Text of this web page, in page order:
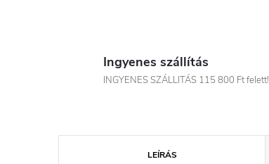
Ingyenes szállítás
INGYENES SZÁLLITÁS 115 800 Ft felett!
LEÍRÁS